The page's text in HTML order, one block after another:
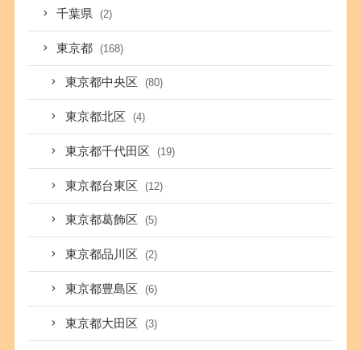
千葉県 (2)
東京都 (168)
東京都中央区 (80)
東京都北区 (4)
東京都千代田区 (19)
東京都台東区 (12)
東京都葛飾区 (5)
東京都品川区 (2)
東京都豊島区 (6)
東京都大田区 (3)